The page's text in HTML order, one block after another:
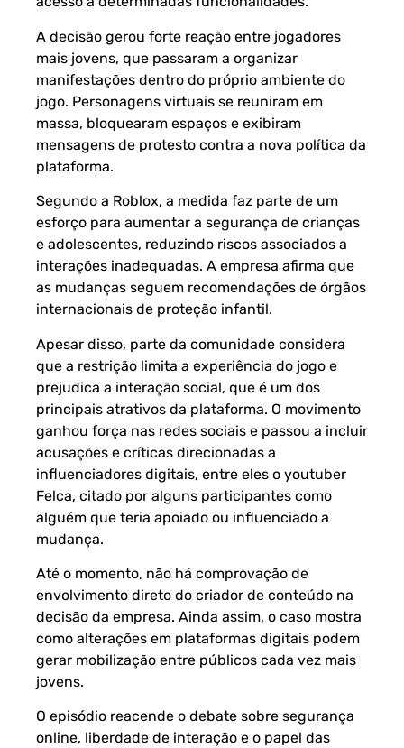
A decisão gerou forte reação entre jogadores
mais jovens, que passaram a organizar
manifestações dentro do próprio ambiente do
jogo. Personagens virtuais se reuniram em
massa, bloquearam espaços e exibiram
mensagens de protesto contra a nova política da
plataforma.
Segundo a Roblox, a medida faz parte de um
esforço para aumentar a segurança de crianças
e adolescentes, reduzindo riscos associados a
interações inadequadas. A empresa afirma que
as mudanças seguem recomendações de órgãos
internacionais de proteção infantil.
Apesar disso, parte da comunidade considera
que a restrição limita a experiência do jogo e
prejudica a interação social, que é um dos
principais atrativos da plataforma. O movimento
ganhou força nas redes sociais e passou a incluir
acusações e críticas direcionadas a
influenciadores digitais, entre eles o youtuber
Felca, citado por alguns participantes como
alguém que teria apoiado ou influenciado a
mudança.
Até o momento, não há comprovação de
envolvimento direto do criador de conteúdo na
decisão da empresa. Ainda assim, o caso mostra
como alterações em plataformas digitais podem
gerar mobilização entre públicos cada vez mais
jovens.
O episódio reacende o debate sobre segurança
online, liberdade de interação e o papel das